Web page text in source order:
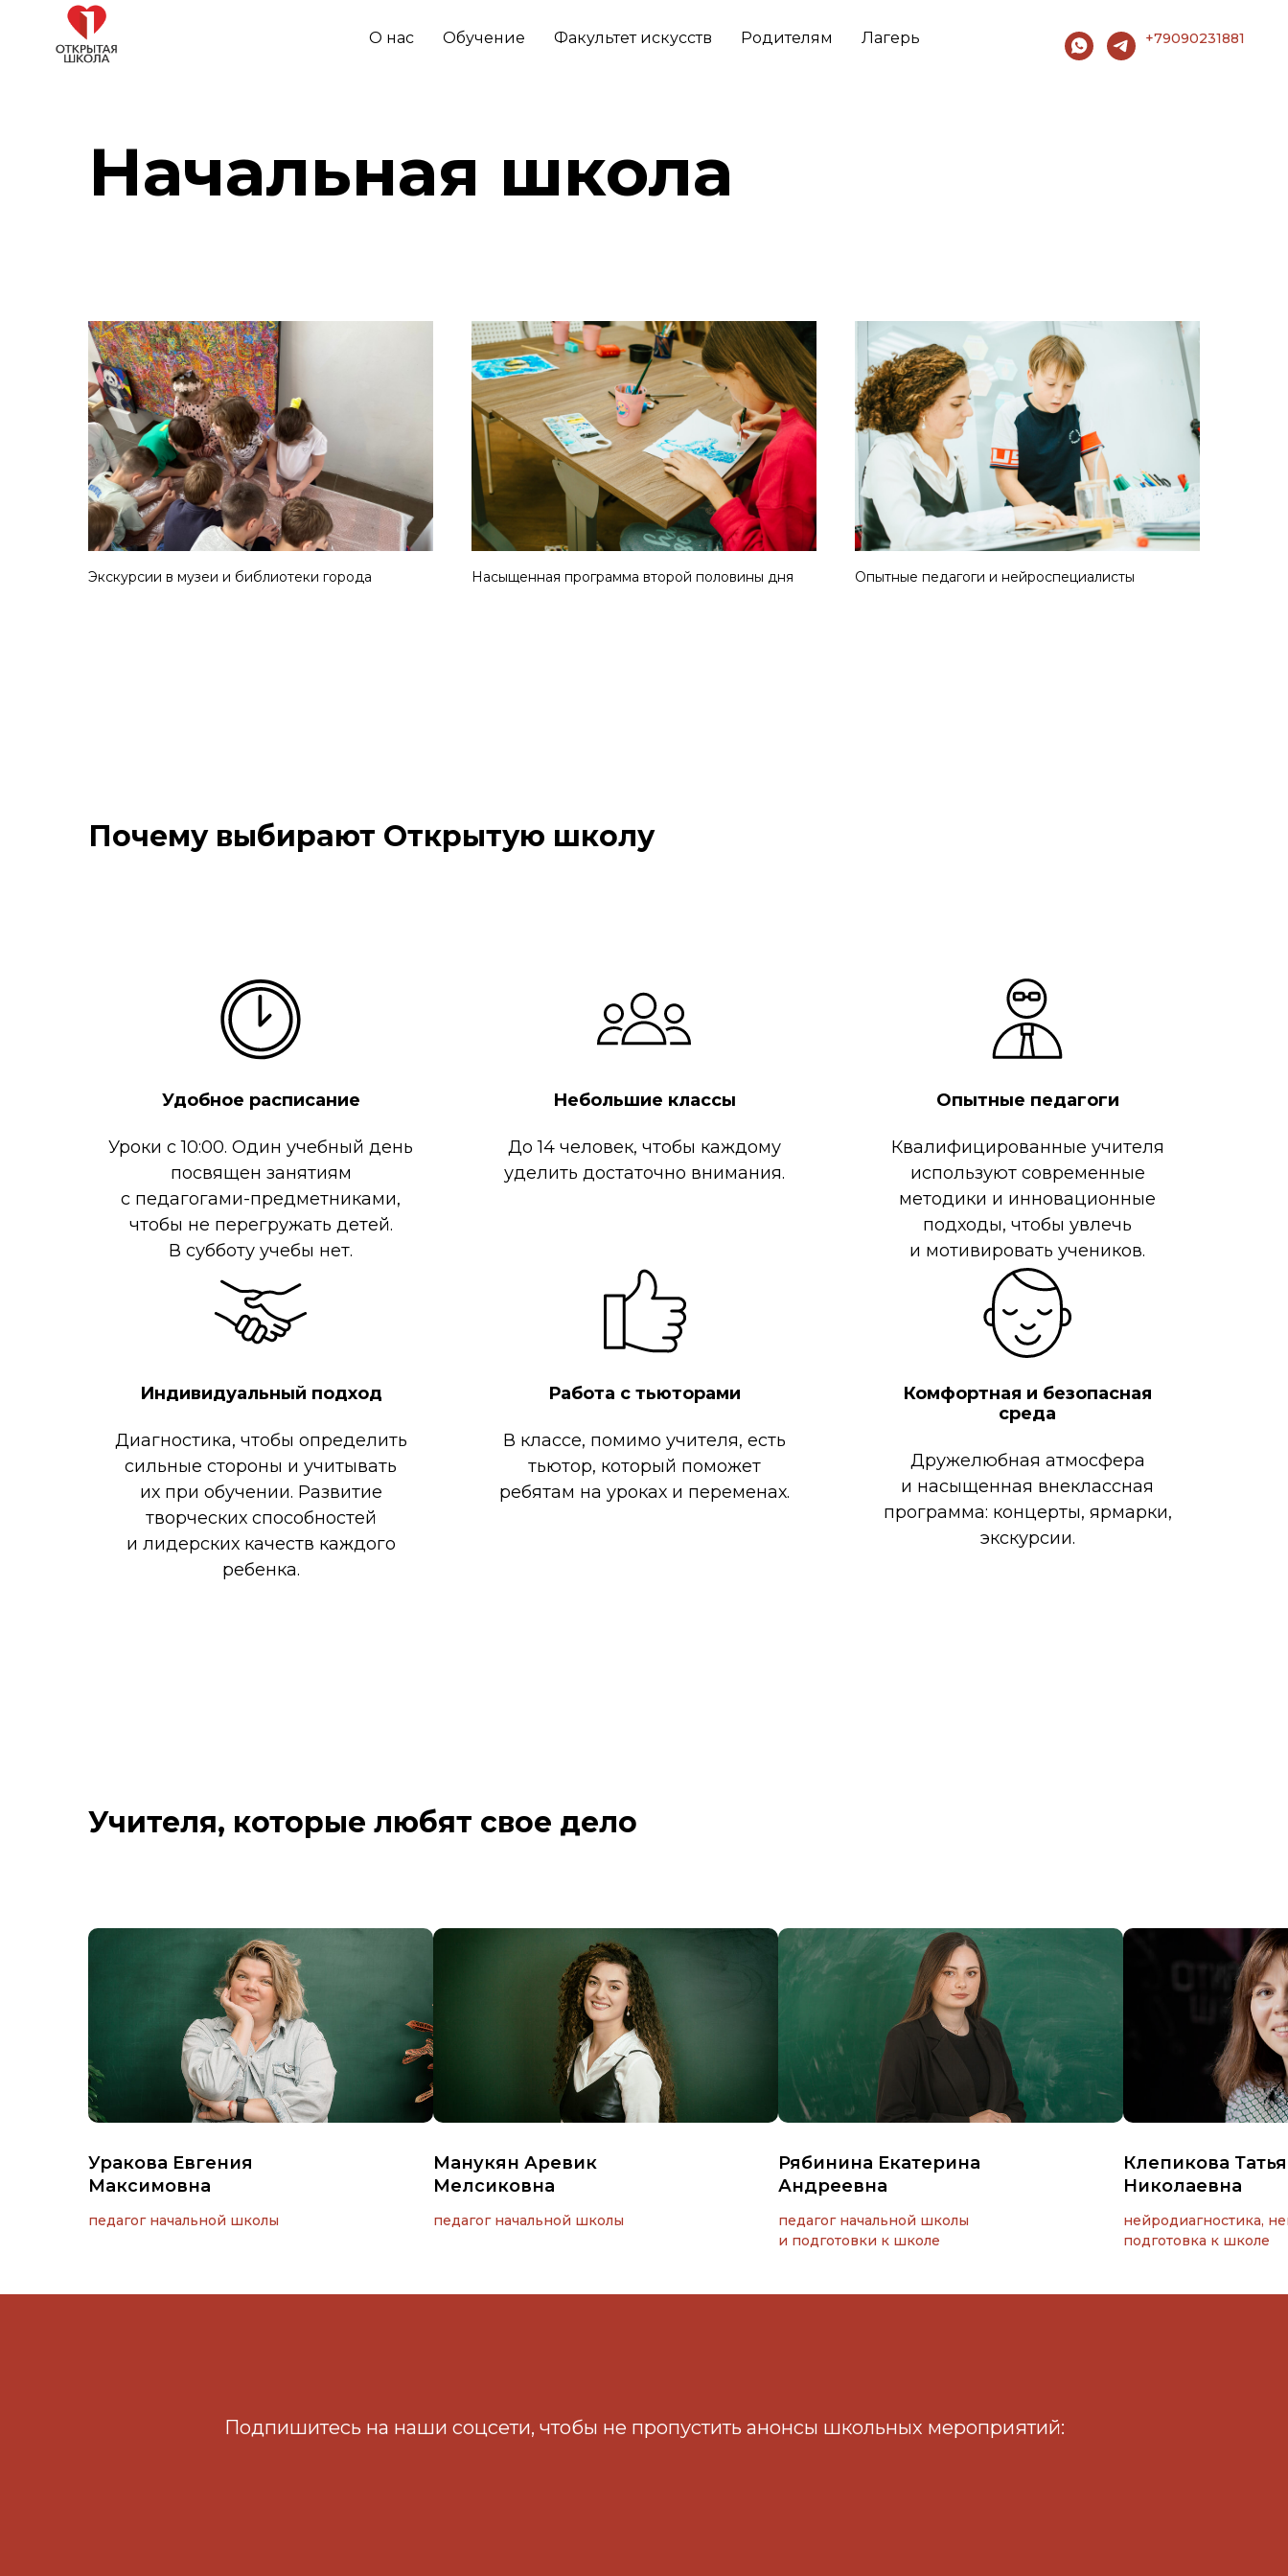
О нас Обучение Факультет искусств Родителям Лагерь +79090231881
Начальная школа
Экскурсии в музеи и библиотеки города Насыщенная программа второй половины дня Опытные педагоги и нейроспециалисты
Почему выбирают Открытую школу
Удобное расписание
Уроки с 10:00. Один учебный день
посвящен занятиям
с педагогами-предметниками,
чтобы не перегружать детей.
В субботу учебы нет.
Небольшие классы
До 14 человек, чтобы каждому
уделить достаточно внимания.
Опытные педагоги
Квалифицированные учителя
используют современные
методики и инновационные
подходы, чтобы увлечь
и мотивировать учеников.
Индивидуальный подход
Диагностика, чтобы определить
сильные стороны и учитывать
их при обучении. Развитие
творческих способностей
и лидерских качеств каждого
ребенка.
Работа с тьюторами
В классе, помимо учителя, есть
тьютор, который поможет
ребятам на уроках и переменах.
Комфортная и безопасная
среда
Дружелюбная атмосфера
и насыщенная внеклассная
программа: концерты, ярмарки,
экскурсии.
Учителя, которые любят свое дело
Уракова Евгения
Максимовна
педагог начальной школы
Манукян Аревик
Мелсиковна
педагог начальной школы
Рябинина Екатерина
Андреевна
педагог начальной школы
и подготовки к школе
Клепикова
Николаевна
нейродиагностика,
подготовка к школе
Подпишитесь на наши соцсети, чтобы не пропустить анонсы школьных мероприятий: